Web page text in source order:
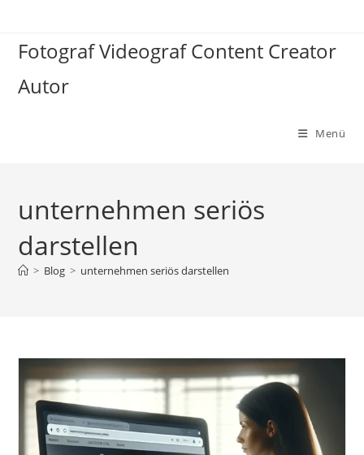
springen
Fotograf Videograf Content Creator
Autor
Menü
unternehmen seriös
darstellen
> Blog > unternehmen seriös darstellen